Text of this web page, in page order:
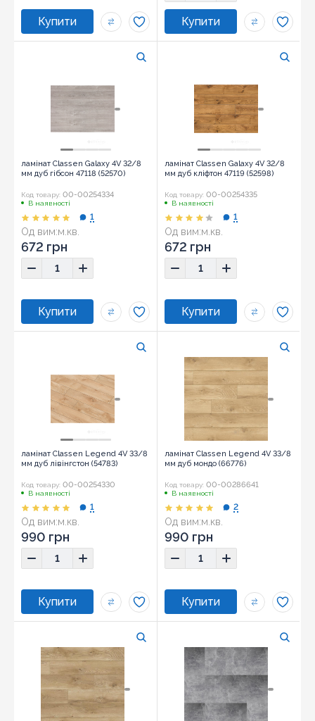
ламінат Classen Galaxy 4V 32/8
мм дуб гібсон 47118 (52570)
Код товару: 00-00254334
В наявності
Од вим:м.кв.
1
672 грн
ламінат Classen Galaxy 4V 32/8
мм дуб кліфтон 47119 (52598)
Код товару: 00-00254335
В наявності
Од вим:м.кв.
1
672 грн
ламінат Classen Legend 4V 33/8
мм дуб лівінгстон (54783)
Код товару: 00-00254330
В наявності
Од вим:м.кв.
1
990 грн
ламінат Classen Legend 4V 33/8
мм дуб мондо (66776)
Код товару: 00-00286641
В наявності
Од вим:м.кв.
2
990 грн